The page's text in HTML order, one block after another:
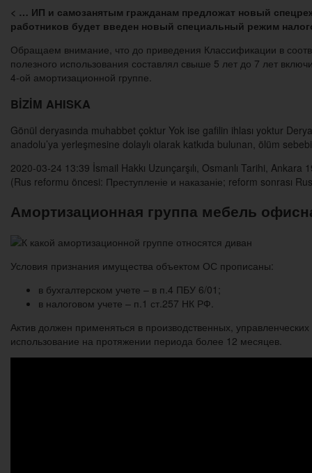
< … ИП и самозанятым гражданам предложат новый
работников будет введен новый специальный режим
Обращаем внимание, что до приведения Классификации в
полезного использования составлял свыше 5 лет до 7 лет
4-ой амортизационной группе.
BİZİM AHISKA
Gönül deryasında muhabbet çoktur Yok ise gafilin ihlası yoktur
anadolu’ya yerleşmesine dolaylı olarak katkıda bulunan, ölüm
2020-03-24 13:39 İsmail Hakkı Uzunçarşılı, Osmanlı Tarihi,
(Rus reformu öncesi: Преступленіе и наказаніе; reform sonrası
Амортизационная группа мебель
Условия признания имущества объектом ОС прописаны:
в бухгалтерском учете – в п.4 ПБУ 6/01;
в налоговом учете – п.1 ст.257 НК РФ.
Актив должен применяться в производственных,
использование на протяжении периода более 12 месяцев.